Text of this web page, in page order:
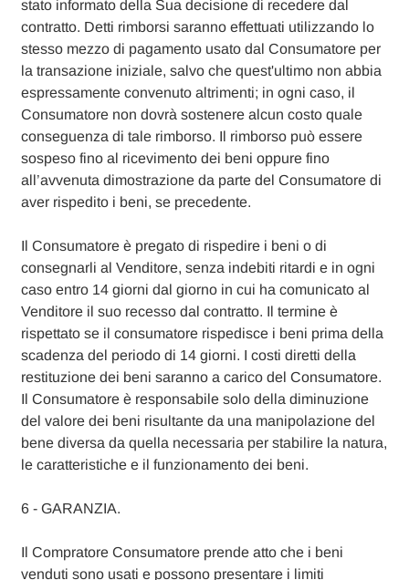
stato informato della Sua decisione di recedere dal
contratto. Detti rimborsi saranno effettuati utilizzando lo
stesso mezzo di pagamento usato dal Consumatore per
la transazione iniziale, salvo che quest'ultimo non abbia
espressamente convenuto altrimenti; in ogni caso, il
Consumatore non dovrà sostenere alcun costo quale
conseguenza di tale rimborso. Il rimborso può essere
sospeso fino al ricevimento dei beni oppure fino
all’avvenuta dimostrazione da parte del Consumatore di
aver rispedito i beni, se precedente.
Il Consumatore è pregato di rispedire i beni o di
consegnarli al Venditore, senza indebiti ritardi e in ogni
caso entro 14 giorni dal giorno in cui ha comunicato al
Venditore il suo recesso dal contratto. Il termine è
rispettato se il consumatore rispedisce i beni prima della
scadenza del periodo di 14 giorni. I costi diretti della
restituzione dei beni saranno a carico del Consumatore.
Il Consumatore è responsabile solo della diminuzione
del valore dei beni risultante da una manipolazione del
bene diversa da quella necessaria per stabilire la natura,
le caratteristiche e il funzionamento dei beni.
6 - GARANZIA.
Il Compratore Consumatore prende atto che i beni
venduti sono usati e possono presentare i limiti